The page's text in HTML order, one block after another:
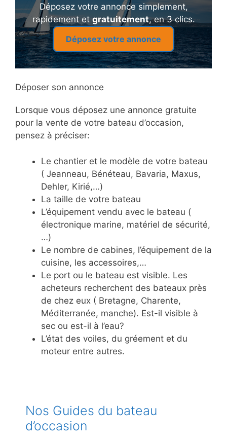
Déposez votre annonce simplement,
rapidement et gratuitement, en 3 clics.
Déposez votre annonce
Déposer son annonce
Lorsque vous déposez une annonce gratuite
pour la vente de votre bateau d’occasion,
pensez à préciser:
Le chantier et le modèle de votre bateau
( Jeanneau, Bénéteau, Bavaria, Maxus,
Dehler, Kirié,…)
La taille de votre bateau
L’équipement vendu avec le bateau (
électronique marine, matériel de sécurité,
…)
Le nombre de cabines, l’équipement de la
cuisine, les accessoires,…
Le port ou le bateau est visible. Les
acheteurs recherchent des bateaux près
de chez eux ( Bretagne, Charente,
Méditerranée, manche). Est-il visible à
sec ou est-il à l’eau?
L’état des voiles, du gréement et du
moteur entre autres.
Nos Guides du bateau
d’occasion